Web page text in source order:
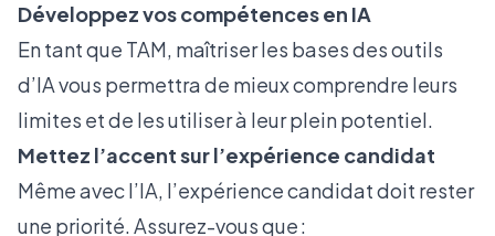
Développez vos compétences en IA
En tant que TAM, maîtriser les bases des outils
d’IA vous permettra de mieux comprendre leurs
limites et de les utiliser à leur plein potentiel.
Mettez l’accent sur l’expérience candidat
Même avec l’IA, l’expérience candidat doit rester
une priorité. Assurez-vous que :